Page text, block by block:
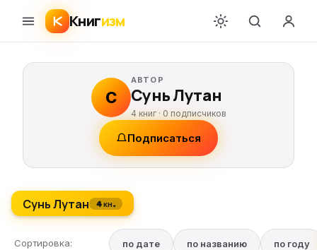
Книгизм
С
АВТОР
Сунь Лутан
4 книг · 0 подписчиков
Подписаться
Сунь Лутан 4 кн.
Сортировка: по дате по названию по году